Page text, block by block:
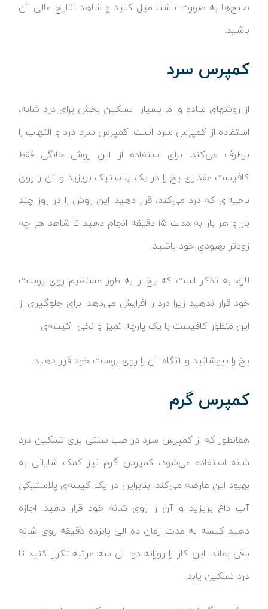
صبح‌ها به صورت ناشتا میل کنید و شاهد نتایج عالی آن
باشید.
کمپرس سرد
از روشهای ساده و اما بسیار تسکین بخش برای درد شانه،
استفاده از کمپرس سرد است. کمپرس سرد درد و التهاب را
برطرف می‌کند. برای استفاده از این روش خانگی فقط
کافیست مقداری یخ را در یک پلاستیک بریزید و آن را روی
ناحیه‌ای که درد می‌کند، قرار دهید. این روش را در روز چند
بار و هر بار به مدت ۱۵ دقیقه انجام دهید تا شاهد هر چه
زودتر بهبودی خود باشید.
لازم به تذکر است که یخ را به طور مستقیم روی پوست
خود قرار ندهید زیرا درد را افزایش می‌دهد. برای جلوگیری از
این منظور کافیست با یک پارچه تمیز و نخی کیسه‌ی
یخ را بپوشانید و آنگاه آن را روی پوست خود قرار دهید.
کمپرس گرم
همانطور که از کمپرس سرد در طب سنتی برای تسکین درد
شانه استفاده می‌شود، کمپرس گرم نیز کمک شایانی به
بهبود این عارضه می‌کند. بنابراین در یک کیسه‌ی پلاستیکی
آب داغ بریزید و آن را روی شانه خود قرار دهید. اجازه
دهید کیسه به مدت زمان ده الی پانزده دقیقه روی شانه
باقی بماند. این کار را روزانه دو الی سه مرتبه تکرار کنید تا
درد تسکین یابد.